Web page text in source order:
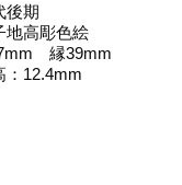
後期
地高彫色絵
縁39mm
：12.4mm